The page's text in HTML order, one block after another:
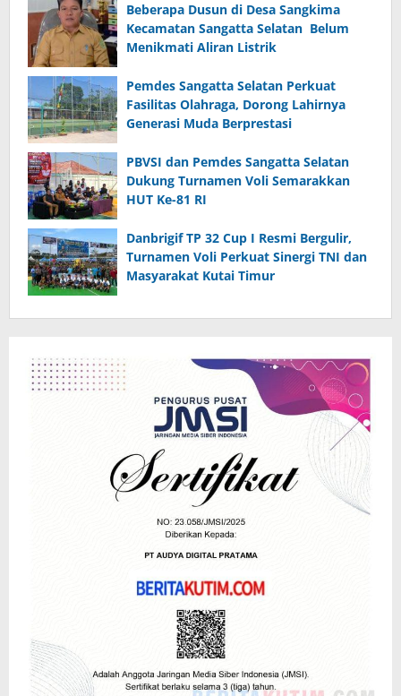
Beberapa Dusun di Desa Sangkima
Kecamatan Sangatta Selatan Belum
Menikmati Aliran Listrik
Pemdes Sangatta Selatan Perkuat
Fasilitas Olahraga, Dorong Lahirnya
Generasi Muda Berprestasi
PBVSI dan Pemdes Sangatta Selatan
Dukung Turnamen Voli Semarakkan
HUT Ke-81 RI
Danbrigif TP 32 Cup I Resmi Bergulir,
Turnamen Voli Perkuat Sinergi TNI dan
Masyarakat Kutai Timur